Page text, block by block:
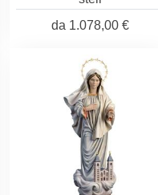
da 1.078,00 €